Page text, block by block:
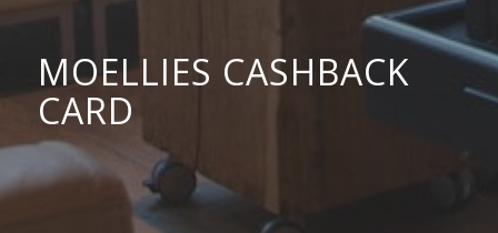
MOELLIES CASHBACK
CARD